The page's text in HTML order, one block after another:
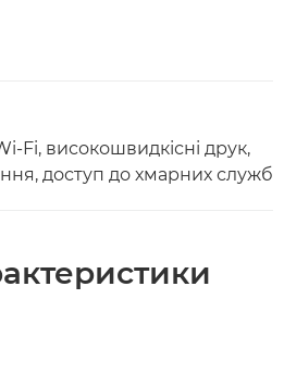
Fi, високошвидкісні друк,
доступ до хмарних служб